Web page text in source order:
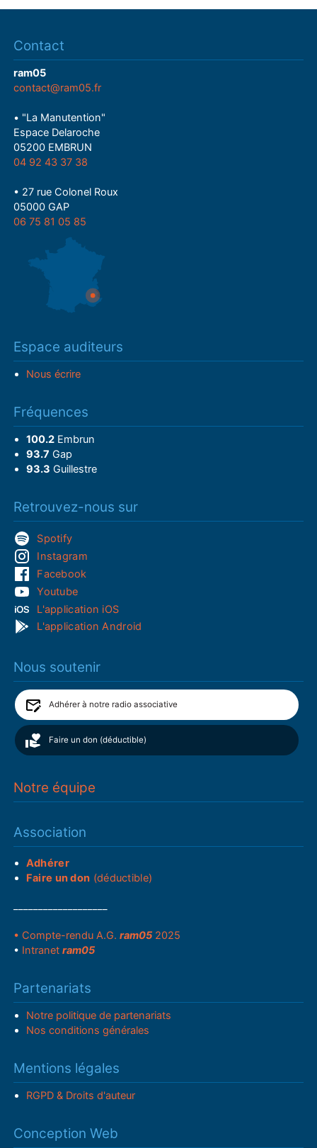
Contact
ram05
contact@ram05.fr
• "La Manutention"
Espace Delaroche
05200 EMBRUN
04 92 43 37 38
• 27 rue Colonel Roux
05000 GAP
06 75 81 05 85
Espace auditeurs
Nous écrire
Fréquences
100.2Embrun
93.7 Gap
93.3 Guillestre
Retrouvez-nous sur
Spotify
Instagram
Facebook
Youtube
L'application iOS
L'application Android
Nous soutenir
Adhérer à notre radio associative
Faire un don (déductible)
Notre équipe
Association
Adhérer
Faire un don (déductible)
• Compte-rendu A.G.ram05 2025
• Intranetram05
Partenariats
Notre politique de partenariats
Nos conditions générales
Mentions légales
RGPD & Droits d'auteur
Conception Web